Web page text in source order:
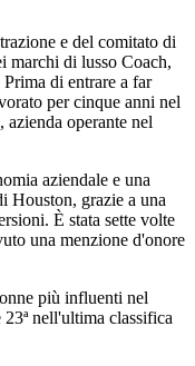
e del comitato di
marchi di lusso Coach,
di entrare a far
per cinque anni nel
operante nel
aziendale e una
Houston, grazie a una
È stata sette volte
una menzione d'onore
più influenti nel
nell'ultima classifica